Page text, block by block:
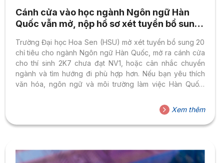
Cánh cửa vào học ngành Ngôn ngữ Hàn
Quốc vẫn mở, nộp hồ sơ xét tuyển bổ sung
Trường Đại học Hoa Sen (HSU) mở xét tuyển bổ sung 20
chỉ tiêu cho ngành Ngôn ngữ Hàn Quốc, mở ra cánh cửa
cho thí sinh 2K7 chưa đạt NV1, hoặc cân nhắc chuyển
ngành và tìm hướng đi phù hợp hơn. Nếu bạn yêu thích
văn hóa, ngôn ngữ và môi trường làm việc Hàn Quốc,
quốc tế và xây dựng sự nghiệp bền vững trong làn sóng
hợp tác Việt – Hàn đang phát triển mạnh mẽ. Hàn Quốc –
Điểm hẹn của văn...
Xem thêm